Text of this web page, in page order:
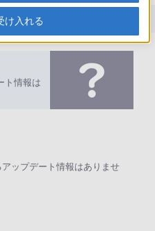
説明書
ト情報は
ップデート情報はありませ
け入れる